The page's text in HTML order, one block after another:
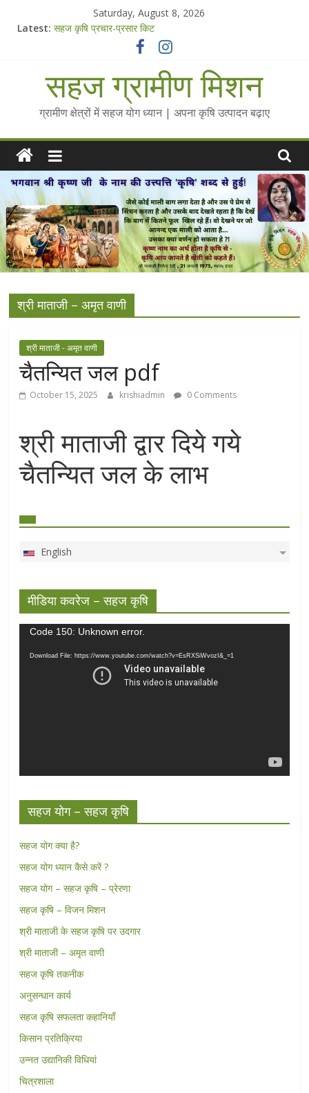
Saturday, August 8, 2026
Latest: सहज कृषि प्रचार-प्रसार किट
Standee Designs @ 2025 for Sahaj Krishi Promotions
Chalo Gaon Ki Or Abhiyaan - 2025-26
Collected Talks on Vibrated Water
सहज ग्रामीण मिशन
ग्रामीण क्षेत्रों में सहज योग ध्यान | अपना कृषि उत्पादन बढ़ाए
श्री माताजी – अमृत वाणी
श्री माताजी - अमृत वाणी
चैतन्यित जल pdf
October 15, 2025 krishiadmin 0 Comments
श्री माताजी द्वार दिये गये
चैतन्यित जल के लाभ
English
मीडिया कवरेज – सहज कृषि
Video
Code 150: Unknown error.
Download File: https://www.youtube.com/watch?v=EsRXSiWvozI&_=1
सहज योग – सहज कृषि
सहज योग क्या है?
सहज योग ध्यान कैसे करें ?
सहज योग – सहज कृषि – प्रेरणा
सहज कृषि – विजन मिशन
श्री माताजी के सहज कृषि पर उदगार
श्री माताजी – अमृत वाणी
सहज कृषि तकनीक
अनुसन्धान कार्य
सहज कृषि सफलता कहानियाँ
किसान प्रतिक्रिया
उन्नत उद्यानिकी विधियां
चित्रशाला